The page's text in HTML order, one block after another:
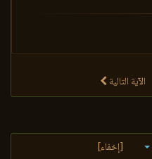
الآية التالية
[إخفاء]